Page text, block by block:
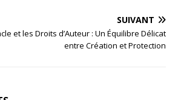
SUIVANT
et les Droits d’Auteur : Un Équilibre Délicat
entre Création et Protection